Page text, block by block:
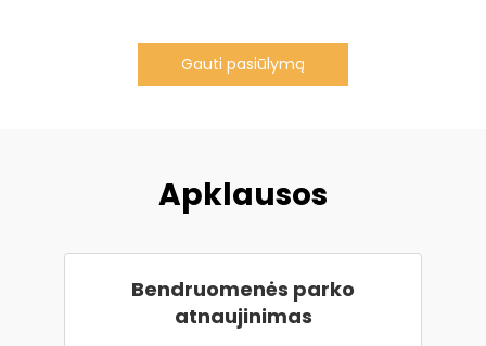
Gauti pasiūlymą
Apklausos
Bendruomenės parko
atnaujinimas